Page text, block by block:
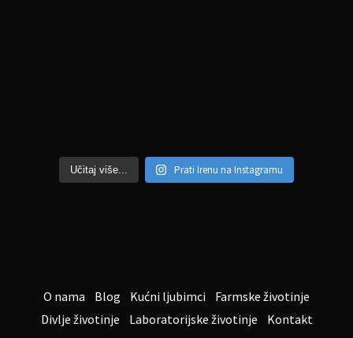
Učitaj više... Prati Irenu na Instagramu
O nama Blog Kućni ljubimci
Farmske životinje
Divlje životinje
Laboratorijske životinje Kontakt